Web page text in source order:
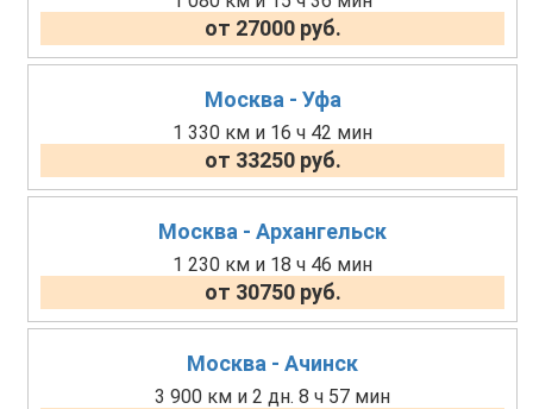
от 27000 руб.
Москва - Уфа
1 330 км и 16 ч 42 мин
от 33250 руб.
Москва - Архангельск
1 230 км и 18 ч 46 мин
от 30750 руб.
Москва - Ачинск
3 900 км и 2 дн. 8 ч 57 мин